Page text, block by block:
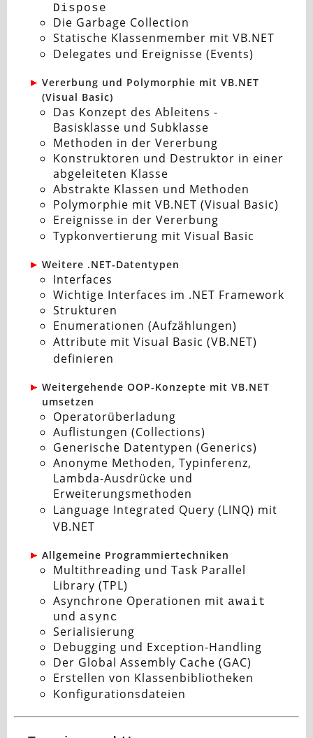
Dispose
Die Garbage Collection
Statische Klassenmember mit VB.NET
Delegates und Ereignisse (Events)
Vererbung und Polymorphie mit VB.NET
(Visual Basic)
Das Konzept des Ableitens -
Basisklasse und Subklasse
Methoden in der Vererbung
Konstruktoren und Destruktor in einer
abgeleiteten Klasse
Abstrakte Klassen und Methoden
Polymorphie mit VB.NET (Visual Basic)
Ereignisse in der Vererbung
Typkonvertierung mit Visual Basic
Weitere .NET-Datentypen
Interfaces
Wichtige Interfaces im .NET Framework
Strukturen
Enumerationen (Aufzählungen)
Attribute mit Visual Basic (VB.NET)
definieren
Weitergehende OOP-Konzepte mit VB.NET
umsetzen
Operatorüberladung
Auflistungen (Collections)
Generische Datentypen (Generics)
Anonyme Methoden, Typinferenz,
Lambda-Ausdrücke und
Erweiterungsmethoden
Language Integrated Query (LINQ) mit
VB.NET
Allgemeine Programmiertechniken
Multithreading und Task Parallel
Library (TPL)
Asynchrone Operationen mit await
und async
Serialisierung
Debugging und Exception-Handling
Der Global Assembly Cache (GAC)
Erstellen von Klassenbibliotheken
Konfigurationsdateien